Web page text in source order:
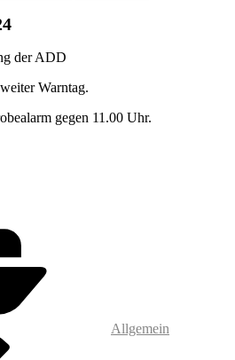
der ADD
Warntag.
gegen 11.00 Uhr.
Allgemein